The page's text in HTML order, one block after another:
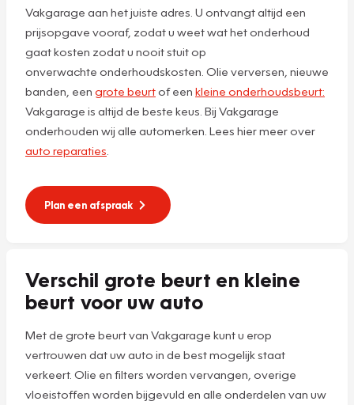
Vakgarage aan het juiste adres. U ontvangt altijd een
prijsopgave vooraf, zodat u weet wat het onderhoud
gaat kosten zodat u nooit stuit op
onverwachte onderhoudskosten. Olie verversen, nieuwe
banden, een grote beurtof een kleine onderhoudsbeurt:
Vakgarage is altijd de beste keus. Bij Vakgarage
onderhouden wij alle automerken. Lees hier meer over
auto reparaties
Plan een afspraak
Verschil grote beurt en kleine
beurt voor uw auto
Met de grote beurt van Vakgarage kunt u erop
vertrouwen dat uw auto in de best mogelijk staat
verkeert. Olie en filters worden vervangen, overige
vloeistoffen worden bijgevuld en alle onderdelen van uw